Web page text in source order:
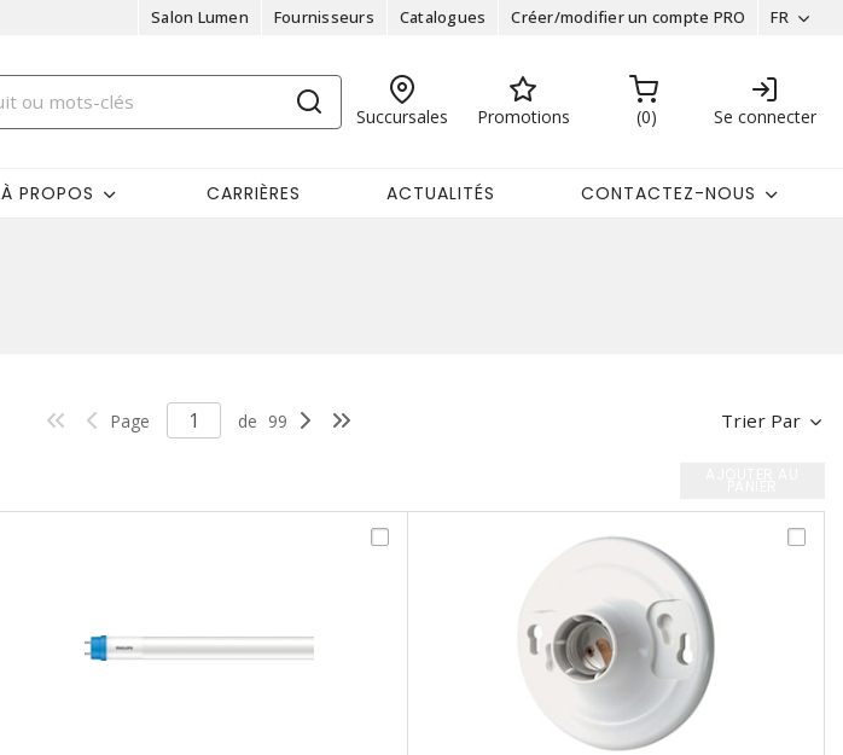
Salon Lumen Fournisseurs Catalogues Créer/modifier un compte PRO FR
Succursales Promotions 0 Se connecter
À PROPOS CARRIÈRES ACTUALITÉS CONTACTEZ-NOUS
Trier Par
Page de 99